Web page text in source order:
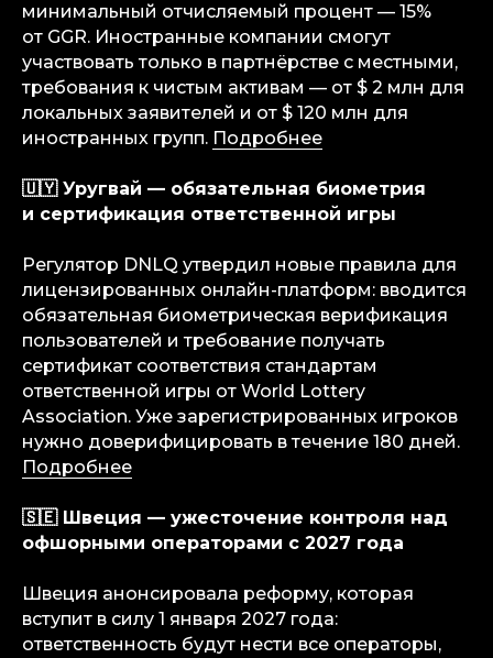
минимальный отчисляемый процент — 15%
от GGR. Иностранные компании смогут
участвовать только в партнёрстве с местными,
требования к чистым активам — от $ 2 млн для
локальных заявителей и от $ 120 млн для
иностранных групп. Подробнее
🇺🇾 Уругвай — обязательная биометрия
и сертификация ответственной игры
Регулятор DNLQ утвердил новые правила для
лицензированных онлайн-платформ: вводится
обязательная биометрическая верификация
пользователей и требование получать
сертификат соответствия стандартам
ответственной игры от World Lottery
Association. Уже зарегистрированных игроков
нужно доверифицировать в течение 180 дней.
Подробнее
🇸🇪 Швеция — ужесточение контроля над
офшорными операторами с 2027 года
Швеция анонсировала реформу, которая
вступит в силу 1 января 2027 года:
ответственность будут нести все операторы,
info@igaming-solutions.io
гемблинга и беттинга. Мы можем быть
полезны на всех уровнях — от новостей
и обзоров до аналитических разборов
и консалтинговой поддержки.